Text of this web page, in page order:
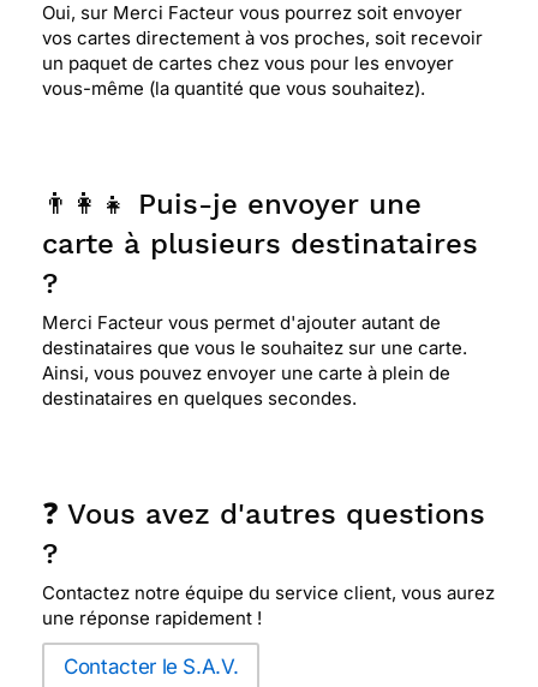
Oui, sur Merci Facteur vous pourrez soit envoyer
vos cartes directement à vos proches, soit recevoir
un paquet de cartes chez vous pour les envoyer
vous-même (la quantité que vous souhaitez).
👨‍👩‍👧 Puis-je envoyer une
carte à plusieurs destinataires
?
Merci Facteur vous permet d'ajouter autant de
destinataires que vous le souhaitez sur une carte.
Ainsi, vous pouvez envoyer une carte à plein de
destinataires en quelques secondes.
❓ Vous avez d'autres questions
?
Contactez notre équipe du service client, vous aurez
une réponse rapidement !
Contacter le S.A.V.